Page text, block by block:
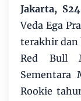
Jakarta, S24
Veda Ega
terakhir dan
Red Bull
Sementara
Rookie